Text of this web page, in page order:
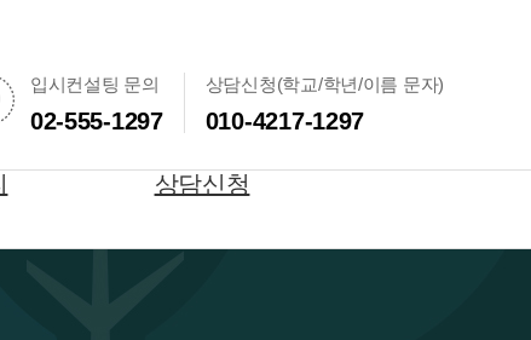
입시컨설팅 문의
02-555-1297
상담신청(학교/학년/이름 문자)
010-4217-1297
상담신청